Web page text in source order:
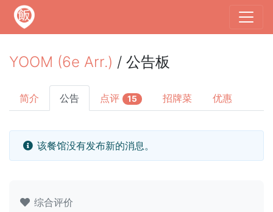
YOOM (6e Arr.) / 公告板
简介 公告 点评 15 招牌菜 优惠
该餐馆没有发布新的消息。
综合评价